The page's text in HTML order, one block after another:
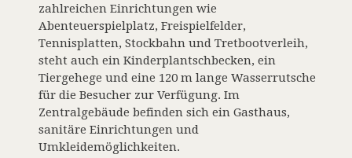
zahlreichen Einrichtungen wie
Abenteuerspielplatz, Freispielfelder,
Tennisplatten, Stockbahn und Tretbootverleih,
steht auch ein Kinderplantschbecken, ein
Tiergehege und eine 120 m lange Wasserrutsche
für die Besucher zur Verfügung. Im
Zentralgebäude befinden sich ein Gasthaus,
sanitäre Einrichtungen und
Umkleidemöglichkeiten.